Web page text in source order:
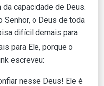
capacidade de Deus.
Senhor, o Deus de toda
difícil demais para
para Ele, porque o
escreveu:
nesse Deus! Ele é